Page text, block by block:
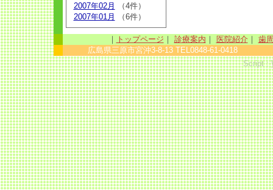
2007年02月
（4件）
2007年01月
（6件）
｜ トップページ ｜ 診療案内 ｜ 医院紹介｜
歯
広島県三原市宮沖3-8-13 TEL0848-61-0418
Script :